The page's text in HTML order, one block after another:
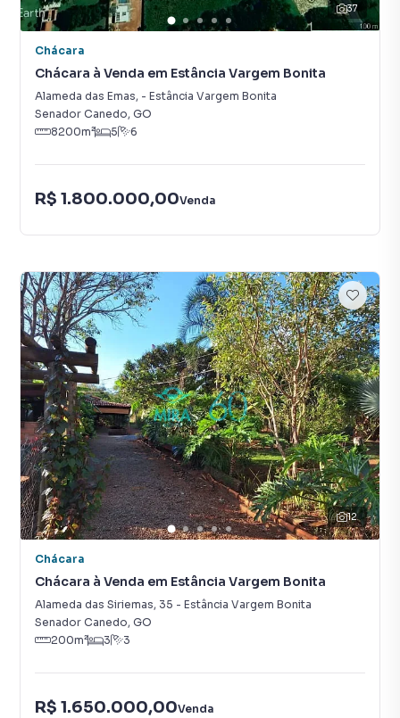
37
Chácara
Chácara à Venda em Estância Vargem Bonita
Alameda das Emas, - Estância Vargem Bonita
Senador Canedo, GO
8200m² 5 6
R$ 1.800.000,00Venda
12
Chácara
Chácara à Venda em Estância Vargem Bonita
Alameda das Siriemas, 35 - Estância Vargem Bonita
Senador Canedo, GO
200m² 3 3
R$ 1.650.000,00Venda